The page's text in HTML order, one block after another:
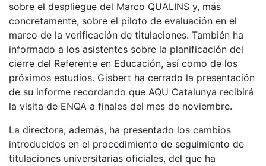
sobre el despliegue del Marco QUALINS y, más
concretamente, sobre el piloto de evaluación en el
marco de la verificación de titulaciones. También ha
informado a los asistentes sobre la planificación del
cierre del Referente en Educación, así como de los
próximos estudios. Gisbert ha cerrado la presentación
de su informe recordando que AQU Catalunya recibirá
la visita de ENQA a finales del mes de noviembre.
La directora, además, ha presentado los cambios
introducidos en el procedimiento de seguimiento de
titulaciones universitarias oficiales, del que ha